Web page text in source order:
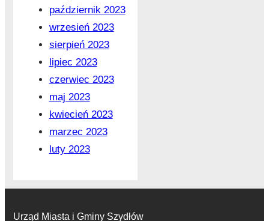
październik 2023
wrzesień 2023
sierpień 2023
lipiec 2023
czerwiec 2023
maj 2023
kwiecień 2023
marzec 2023
luty 2023
Urząd Miasta i Gminy Szydłów